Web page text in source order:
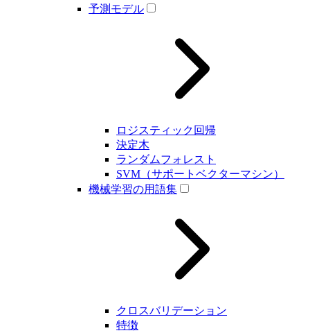
予測モデル
ロジスティック回帰
決定木
ランダムフォレスト
SVM（サポートベクターマシン）
機械学習の用語集
クロスバリデーション
特徴